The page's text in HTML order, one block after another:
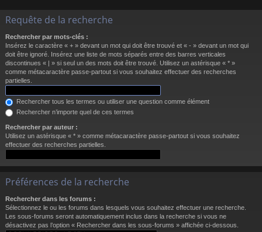
s
Requête de la recherche
Rechercher par mots-clés :
Insérez le caractère « + » devant un mot qui doit être trouvé et « - » devant un mot qui
doit être ignoré. Insérez une liste de mots séparés entre des barres verticales
discontinues « | » si seul un des mots doit être trouvé. Utilisez un astérisque « * »
comme métacaractère passe-partout si vous souhaitez effectuer des recherches
partielles.
Rechercher tous les termes ou utiliser une question comme élément
Rechercher n’importe quel de ces termes
Rechercher par auteur :
Utilisez un astérisque « * » comme métacaractère passe-partout si vous souhaitez
effectuer des recherches partielles.
Préférences de la recherche
Rechercher dans les forums :
Sélectionnez le ou les forums dans lesquels vous souhaitez effectuer une recherche.
Les sous-forums seront automatiquement inclus dans la recherche si vous ne
désactivez pas l’option « Rechercher dans les sous-forums » affichée ci-dessous.